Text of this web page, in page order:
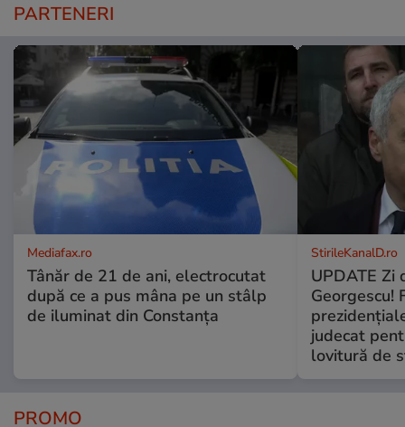
PARTENERI
Mediafax.ro
Tânăr de 21 de ani, electrocutat
după ce a pus mâna pe un stâlp
de iluminat din Constanța
StirileKanalD.ro
UPDATE Zi
Georgescu!
judecat
lovitură de
PROMO